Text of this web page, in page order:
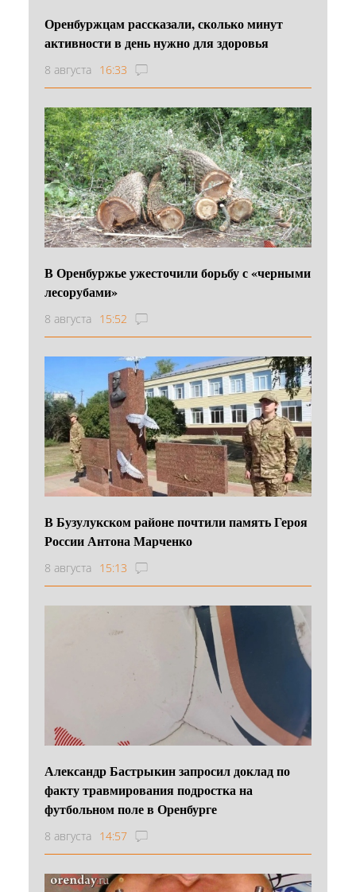
Оренбуржцам рассказали, сколько минут
активности в день нужно для здоровья
8 августа 16:33
В Оренбуржье ужесточили борьбу с «черными
лесорубами»
8 августа 15:52
В Бузулукском районе почтили память Героя
России Антона Марченко
8 августа 15:13
Александр Бастрыкин запросил доклад по
факту травмирования подростка на
футбольном поле в Оренбурге
8 августа 14:57